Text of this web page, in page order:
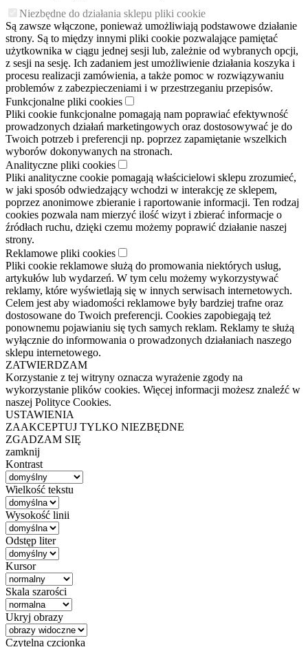
Niezbędne do działania sklepu pliki cookie
Są zawsze włączone, ponieważ umożliwiają podstawowe działanie
strony. Są to między innymi pliki cookie pozwalające pamiętać
użytkownika w ciągu jednej sesji lub, zależnie od wybranych opcji,
z sesji na sesję. Ich zadaniem jest umożliwienie działania koszyka i
procesu realizacji zamówienia, a także pomoc w rozwiązywaniu
problemów z zabezpieczeniami i w przestrzeganiu przepisów.
Funkcjonalne pliki cookies
Pliki cookie funkcjonalne pomagają nam poprawiać efektywność
prowadzonych działań marketingowych oraz dostosowywać je do
Twoich potrzeb i preferencji np. poprzez zapamiętanie wszelkich
wyborów dokonywanych na stronach.
Analityczne pliki cookies
Pliki analityczne cookie pomagają właścicielowi sklepu zrozumieć,
w jaki sposób odwiedzający wchodzi w interakcję ze sklepem,
poprzez anonimowe zbieranie i raportowanie informacji. Ten rodzaj
cookies pozwala nam mierzyć ilość wizyt i zbierać informacje o
źródłach ruchu, dzięki czemu możemy poprawić działanie naszej
strony.
Reklamowe pliki cookies
Pliki cookie reklamowe służą do promowania niektórych usług,
artykułów lub wydarzeń. W tym celu możemy wykorzystywać
reklamy, które wyświetlają się w innych serwisach internetowych.
Celem jest aby wiadomości reklamowe były bardziej trafne oraz
dostosowane do Twoich preferencji. Cookies zapobiegają też
ponownemu pojawianiu się tych samych reklam. Reklamy te służą
wyłącznie do informowania o prowadzonych działaniach naszego
sklepu internetowego.
ZATWIERDZAM
Korzystanie z tej witryny oznacza wyrażenie zgody na
wykorzystanie plików cookies. Więcej informacji możesz znaleźć w
naszej Polityce Cookies.
USTAWIENIA
ZAAKCEPTUJ TYLKO NIEZBĘDNE
ZGADZAM SIĘ
zamknij
Kontrast
Wielkość tekstu
Wysokość linii
Odstęp liter
Kursor
Skala szarości
Ukryj obrazy
Czytelna czcionka